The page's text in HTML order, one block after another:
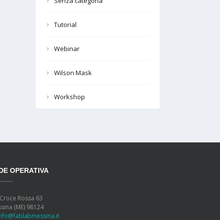
Tutorial
Webinar
Wilson Mask
Workshop
OPERATIVA
Rossa 63
(ME) 98124